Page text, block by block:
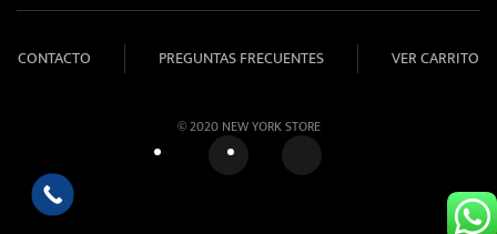
CONTACTO PREGUNTAS FRECUENTES VER CARRITO
© 2020 NEW YORK STORE